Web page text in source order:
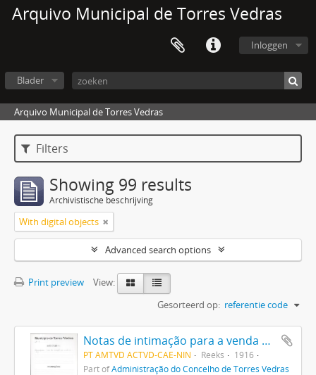
Arquivo Municipal de Torres Vedras
Inloggen
Blader
Arquivo Municipal de Torres Vedras
Filters
Showing 99 results
Archivistische beschrijving
With digital objects
Advanced search options
Print preview
View:
Gesorteerd op: referentie code
Notas de intimação para a venda de trigo
PT AMTVD ACTVD-CAE-NIN Reeks
1916
Part ofAdministração do Concelho de Torres Vedras